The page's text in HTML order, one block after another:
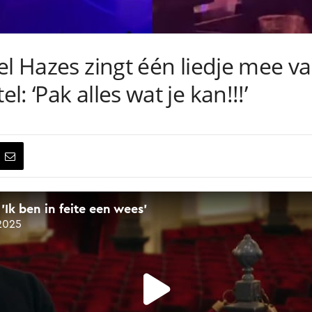
Hazes zingt één liedje mee
‘Pak alles wat je kan!!!’